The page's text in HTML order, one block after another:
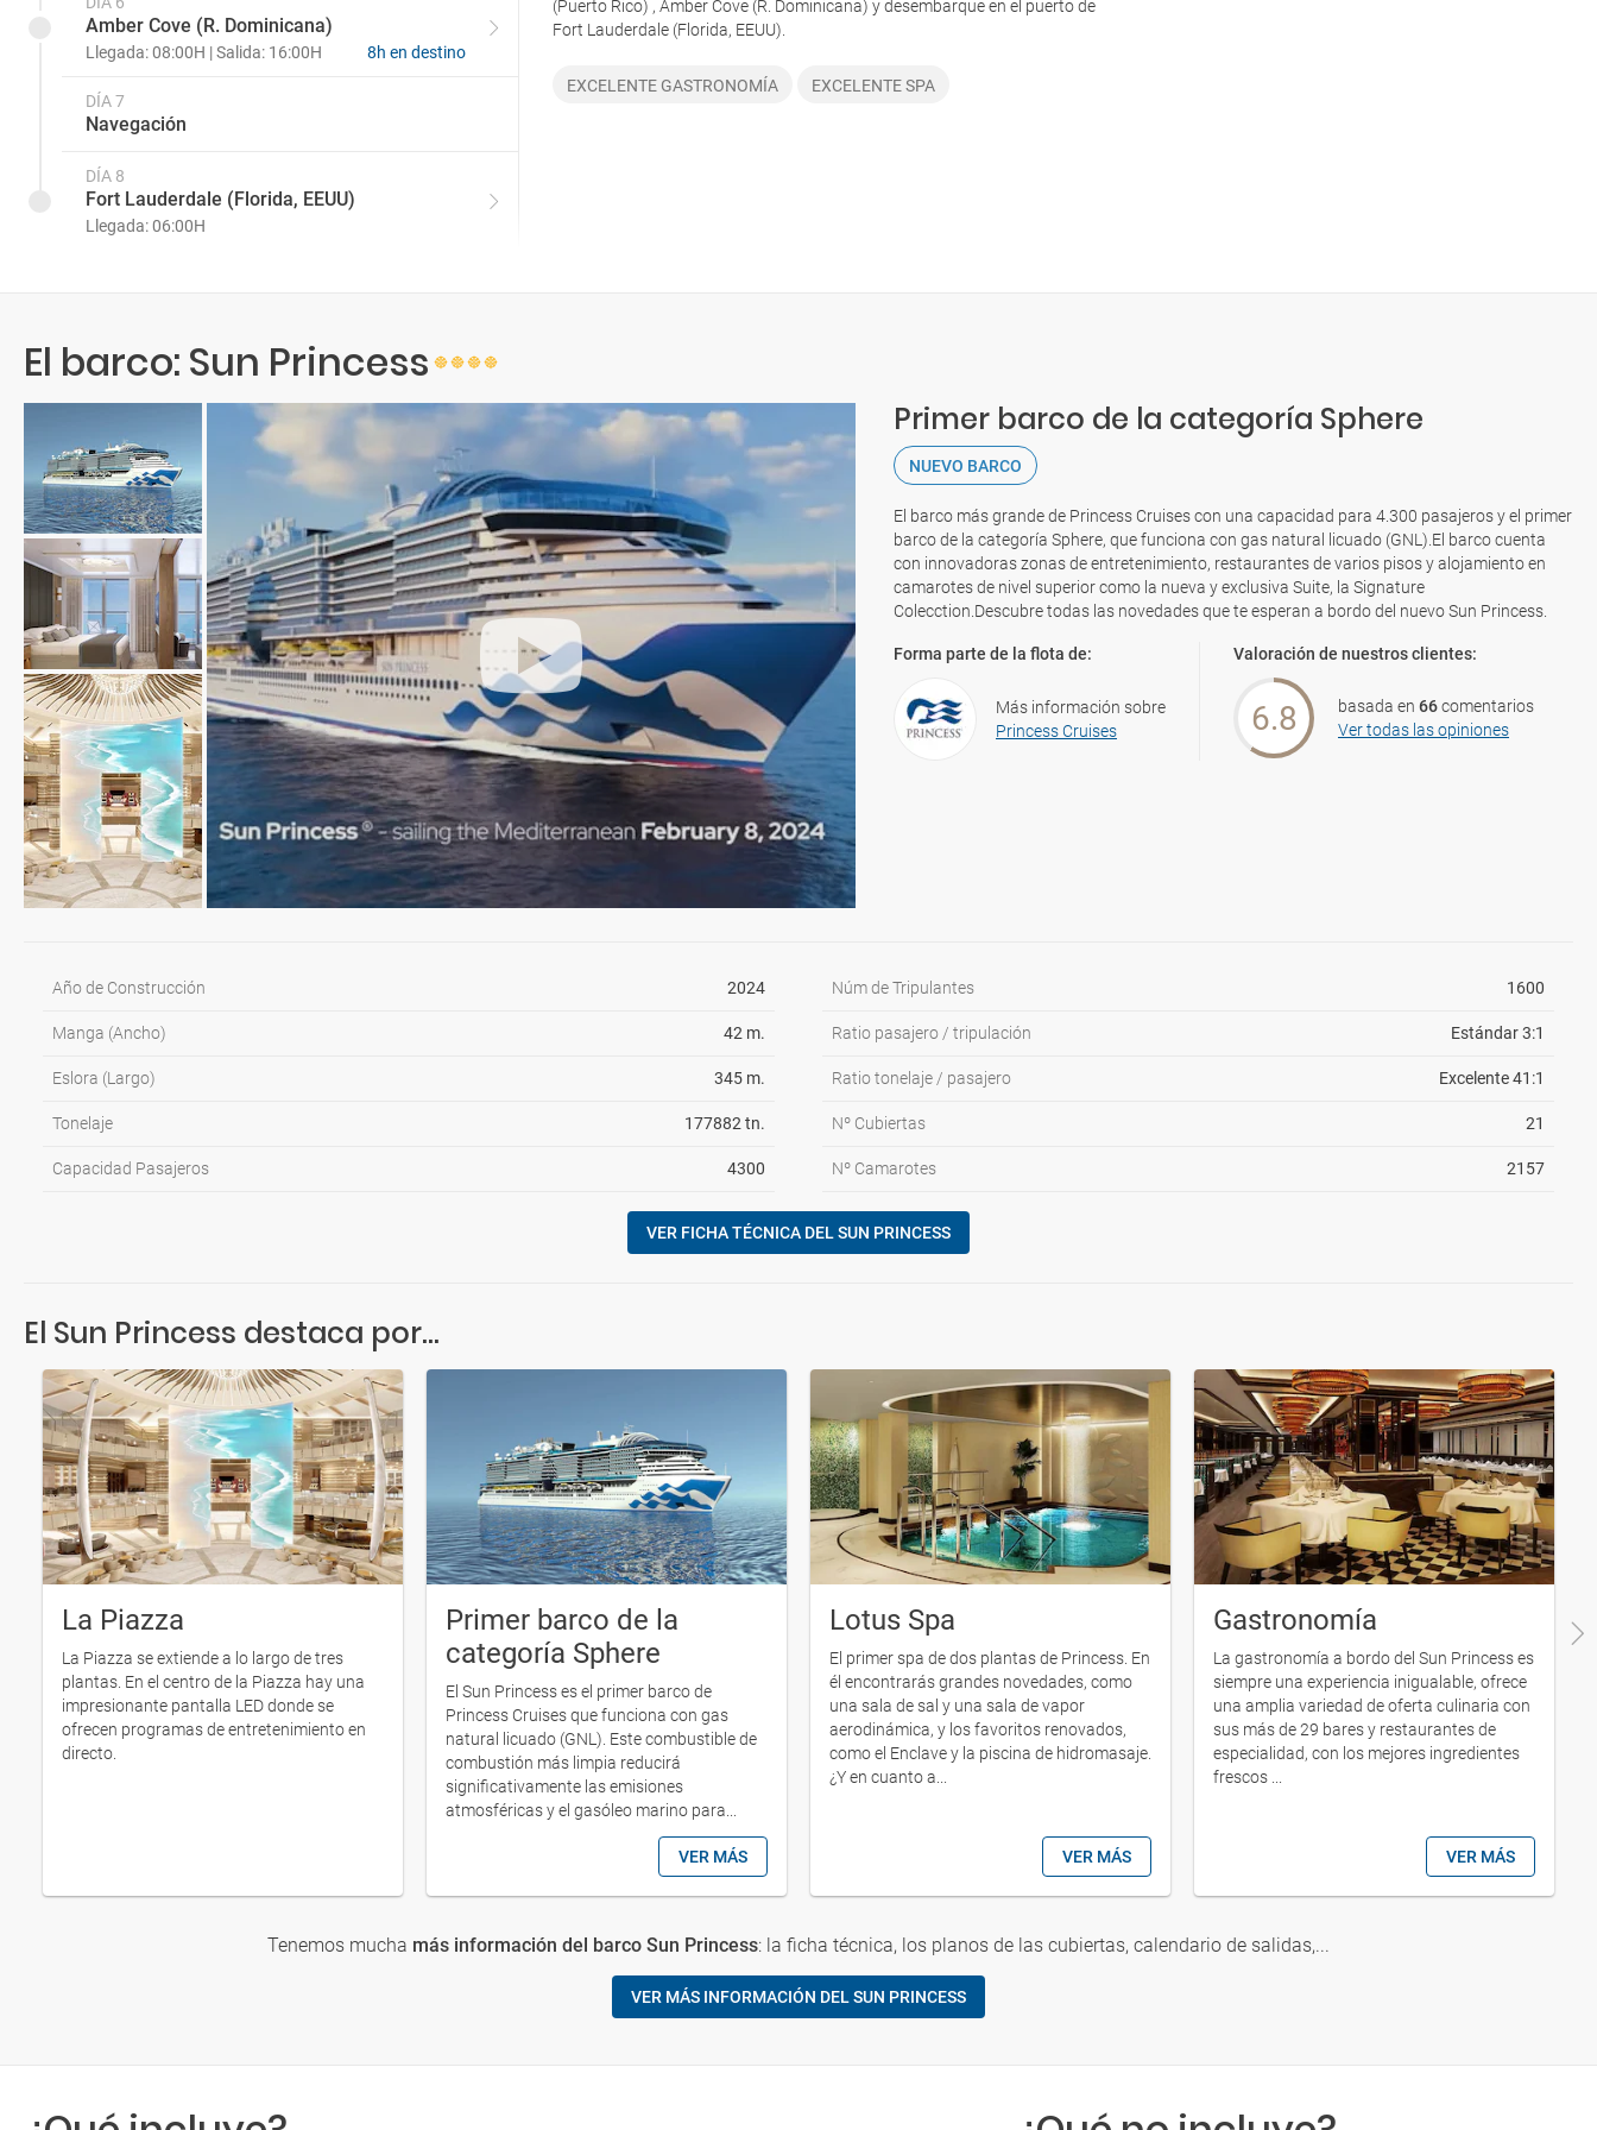
Amber Cove (R. Dominicana)
Llegada: 08:00H | Salida: 16:00H 8h en destino
DÍA 7
Navegación
DÍA 8
Fort Lauderdale (Florida, EEUU)
Llegada: 06:00H
(Puerto Rico) , Amber Cove (R. Dominicana) y desembarque en el puerto de
Fort Lauderdale (Florida, EEUU).
EXCELENTE GASTRONOMÍA EXCELENTE SPA
El barco: Sun Princess
Primer barco de la categoría Sphere
NUEVO BARCO
El barco más grande de Princess Cruises con una capacidad para 4.300 pasajeros y el primer
barco de la categoría Sphere, que funciona con gas natural licuado (GNL).El barco cuenta
con innovadoras zonas de entretenimiento, restaurantes de varios pisos y alojamiento en
camarotes de nivel superior como la nueva y exclusiva Suite, la Signature
Colecction.Descubre todas las novedades que te esperan a bordo del nuevo Sun Princess.
Forma parte de la flota de:
Más información sobre
Princess Cruises
Valoración de nuestros clientes:
6.8 basada en 66comentarios
Ver todas las opiniones
Año de Construcción 2024
Manga (Ancho) 42 m.
Eslora (Largo) 345 m.
Tonelaje 177882 tn.
Capacidad Pasajeros 4300
Núm de Tripulantes 1600
Ratio pasajero / tripulación Estándar 3:1
Ratio tonelaje / pasajero Excelente 41:1
Nº Cubiertas 21
Nº Camarotes 2157
VER FICHA TÉCNICA DEL SUN PRINCESS
El Sun Princess destaca por...
La Piazza
La Piazza se extiende a lo largo de tres
plantas. En el centro de la Piazza hay una
impresionante pantalla LED donde se
ofrecen programas de entretenimiento en
directo.
Primer barco de la
categoría Sphere
El Sun Princess es el primer barco de
Princess Cruises que funciona con gas
natural licuado (GNL). Este combustible de
combustión más limpia reducirá
significativamente las emisiones
atmosféricas y el gasóleo marino para...
VER MÁS
Lotus Spa
El primer spa de dos plantas de Princess. En
él encontrarás grandes novedades, como
una sala de sal y una sala de vapor
aerodinámica, y los favoritos renovados,
como el Enclave y la piscina de hidromasaje.
¿Y en cuanto a...
VER MÁS
Gastronomía
La gastronomía a bordo del Sun Princess es
siempre una experiencia inigualable, ofrece
una amplia variedad de oferta culinaria con
sus más de 29 bares y restaurantes de
especialidad, con los mejores ingredientes
frescos ...
VER MÁS
Tenemos mucha más información del barco Sun Princess: la ficha técnica, los planos de las cubiertas, calendario de salidas,...
VER MÁS INFORMACIÓN DEL SUN PRINCESS